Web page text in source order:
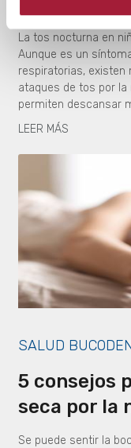
La tos nocturna en
Aunque es un
respiratorias, existen
ataques de tos por
permiten descansar
LEER MÁS
SALUD
5 consejos
seca por la
Se puede sentir la